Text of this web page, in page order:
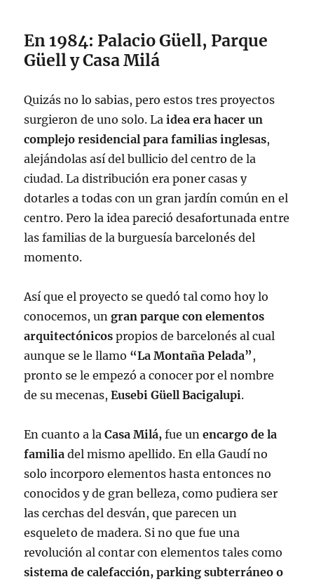
En 1984: Palacio Güell, Parque
Güell y Casa Milá
Quizás no lo sabias, pero estos tres proyectos
surgieron de uno solo. Laidea era hacer un
complejo residencial para familias inglesas,
alejándolas así del bullicio del centro de la
ciudad. La distribución era poner casas y
dotarles a todas con un gran jardín común en el
centro. Pero la idea pareció desafortunada entre
las familias de la burguesía barcelonés del
momento.
Así que el proyecto se quedó tal como hoy lo
conocemos, un gran parque con elementos
arquitectónicos propios de barcelonés al cual
aunque se le llamo “La Montaña Pelada” ,
pronto se le empezó a conocer por el nombre
de su mecenas, Eusebi Güell Bacigalupi.
En cuanto a la Casa Milá, fue unencargo de la
familia del mismo apellido. En ella Gaudí no
solo incorporo elementos hasta entonces no
conocidos y de gran belleza, como pudiera ser
las cerchas del desván, que parecen un
esqueleto de madera. Si no que fue una
revolución al contar con elementos tales como
sistema de calefacción, parking subterráneo o